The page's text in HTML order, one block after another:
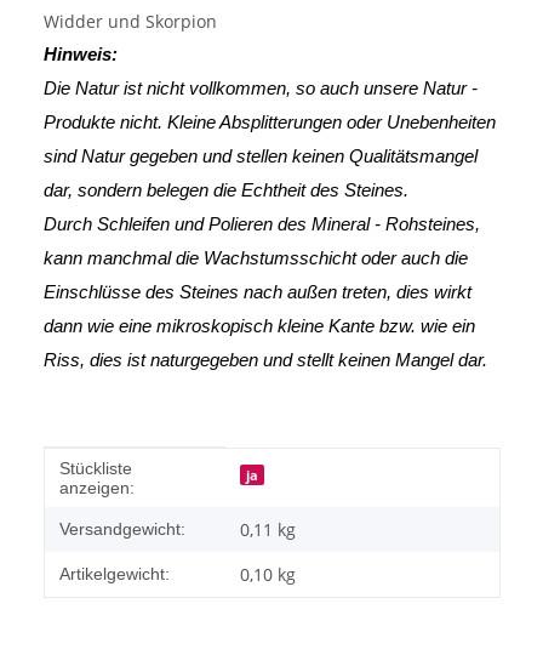
Widder und Skorpion
Hinweis:
Die Natur ist nicht vollkommen, so auch unsere Natur -
Produkte nicht. Kleine Absplitterungen oder Unebenheiten
sind Natur gegeben und stellen keinen Qualitätsmangel
dar, sondern belegen die Echtheit des Steines.
Durch Schleifen und Polieren des Mineral - Rohsteines,
kann manchmal die Wachstumsschicht oder auch die
Einschlüsse des Steines nach außen treten, dies wirkt
dann wie eine mikroskopisch kleine Kante bzw. wie ein
Riss, dies ist naturgegeben und stellt keinen Mangel dar.
Produkteigenschaft
Wert
Stückliste
anzeigen:
ja
Versandgewicht: 0,11 kg
Artikelgewicht: 0,10 kg